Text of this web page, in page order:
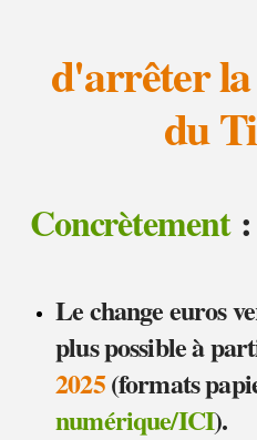
d'arrêter
du
Concrètement :
Le change euros
plus possible à
2025(formats
numérique/ICI).